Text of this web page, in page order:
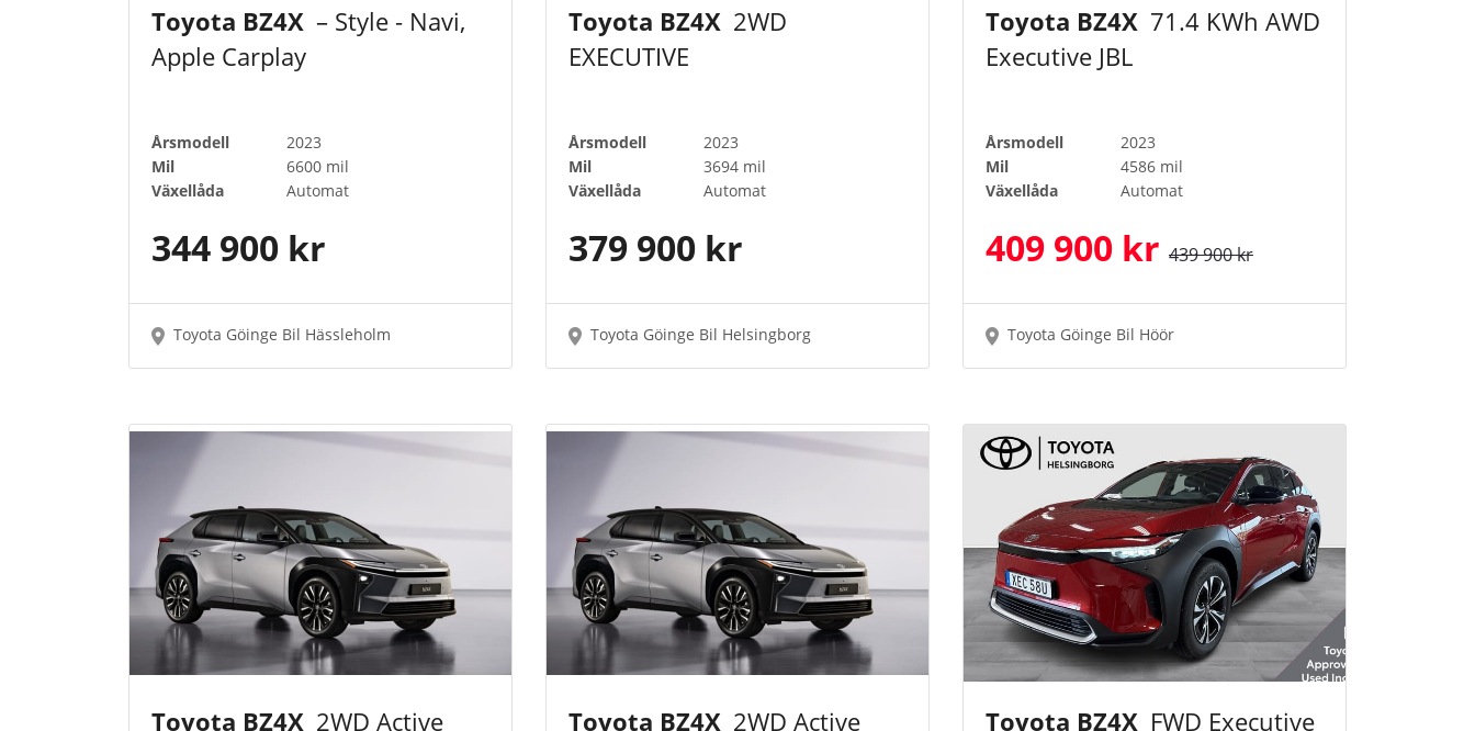
Toyota BZ4X – Style - Navi,
Apple Carplay
Årsmodell
2023
Mil
6600 mil
Växellåda
Automat
344 900 kr
Toyota Göinge Bil Hässleholm
Toyota BZ4X 2WD
EXECUTIVE
Årsmodell
2023
Mil
3694 mil
Växellåda
Automat
379 900 kr
Toyota Göinge Bil Helsingborg
Toyota BZ4X 71.4 KWh AWD
Executive JBL
Årsmodell
2023
Mil
4586 mil
Växellåda
Automat
409 900 kr 439 900 kr
Toyota Göinge Bil Höör
Toyota BZ4X 2WD Active Toyota BZ4X 2WD Active Toyota BZ4X FWD Executive